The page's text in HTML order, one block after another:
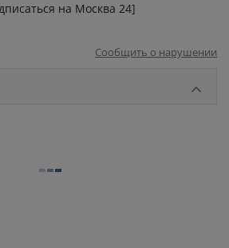
на Москва 24]
Сообщить о нарушении